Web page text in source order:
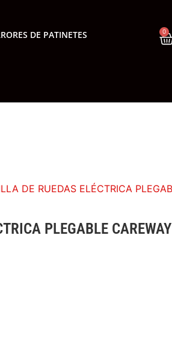
DE PATINETES 0
DE RUEDAS ELÉCTRICA
PLEGABLE